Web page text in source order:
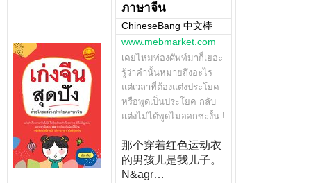
ภาษาจีน
ChineseBang 中文棒
www.mebmarket.com
เคยไหมท่องศัพท์มาก็เยอะ
รู้ว่าคำนั้นหมายถึงอะไร
แต่เวลาที่ต้องแต่งประโยค
หรือพูดเป็นประโยค กลับ
แต่งไม่ได้พูดไม่ออกซะงั้น !
那个穿着红色运动衣
的男孩儿是我儿子。
N&agr…